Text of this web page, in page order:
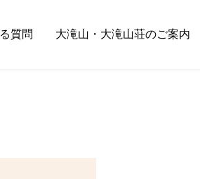
質問 大滝山・大滝山荘のご案内